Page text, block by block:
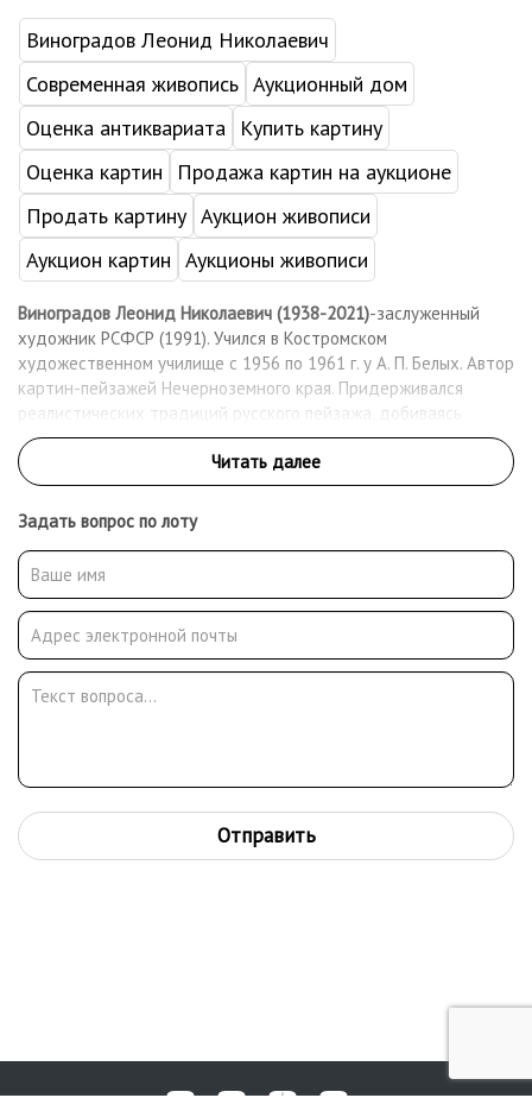
Виноградов Леонид Николаевич
Современная живопись Аукционный дом
Оценка антиквариата
Купить картину
Оценка картин
Продажа картин на аукционе
Продать картину Аукцион живописи
Аукцион картин Аукционы живописи
Виноградов Леонид Николаевич (1938-2021)-заслуженный
художник РСФСР (1991). Учился в Костромском
художественном училище с 1956 по 1961 г. у А. П. Белых. Автор
картин-пейзажей Нечерноземного края. Придерживался
реалистических традиций русского пейзажа, добиваясь
слияния жанрового и пейзажного начал. Член СХ СССР с 1970 г.
С 1968 г. активный участник зональных, республиканских и
всесоюзных художественных выставок. Персональные
выставки художника проходили в Костроме в 1975, 1978, 1988
гг., в Ярославле в 1989 г., в Туле в 1990 г. Работы находятся в
ГРМ, Костромском, Ярославском, Тульском, Новосибирском
музеях изобразительных искусств
Задать вопрос по лоту
Отправить